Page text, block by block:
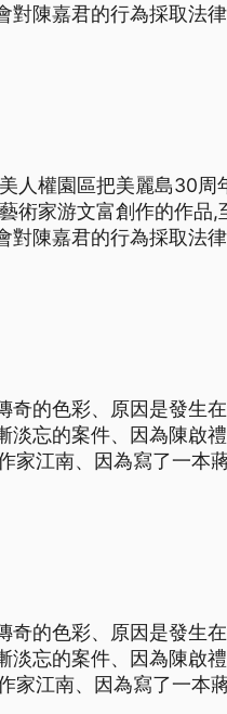
陳嘉君的行為採取法
時，當場痛哭的景象，
人權園區把美麗島30周
術家游文富創作的作品,
陳嘉君的行為採取法
時，當場痛哭的景象，
奇的色彩、原因是發生
忘的案件、因為陳啟禮
家江南、因為寫了一本
舊金山的住宅車庫傳來
奇的色彩、原因是發生
忘的案件、因為陳啟禮
家江南、因為寫了一本